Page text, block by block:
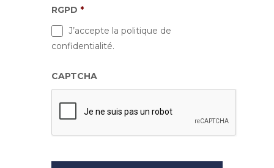
RGPD *
J’accepte la politique de
confidentialité.
CAPTCHA